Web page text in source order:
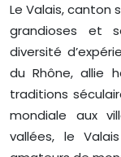
Le Valais, canton
grandioses et
diversité
du Rhône, allie
traditions
mondiale aux
vallées, le